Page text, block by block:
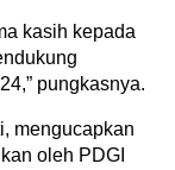
kasih kepada
pungkasnya.
mengucapkan
oleh PDGI